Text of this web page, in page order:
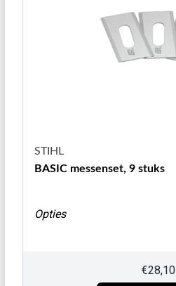
STIHL
BASIC messenset, 9 stuks
Opties
€28,10